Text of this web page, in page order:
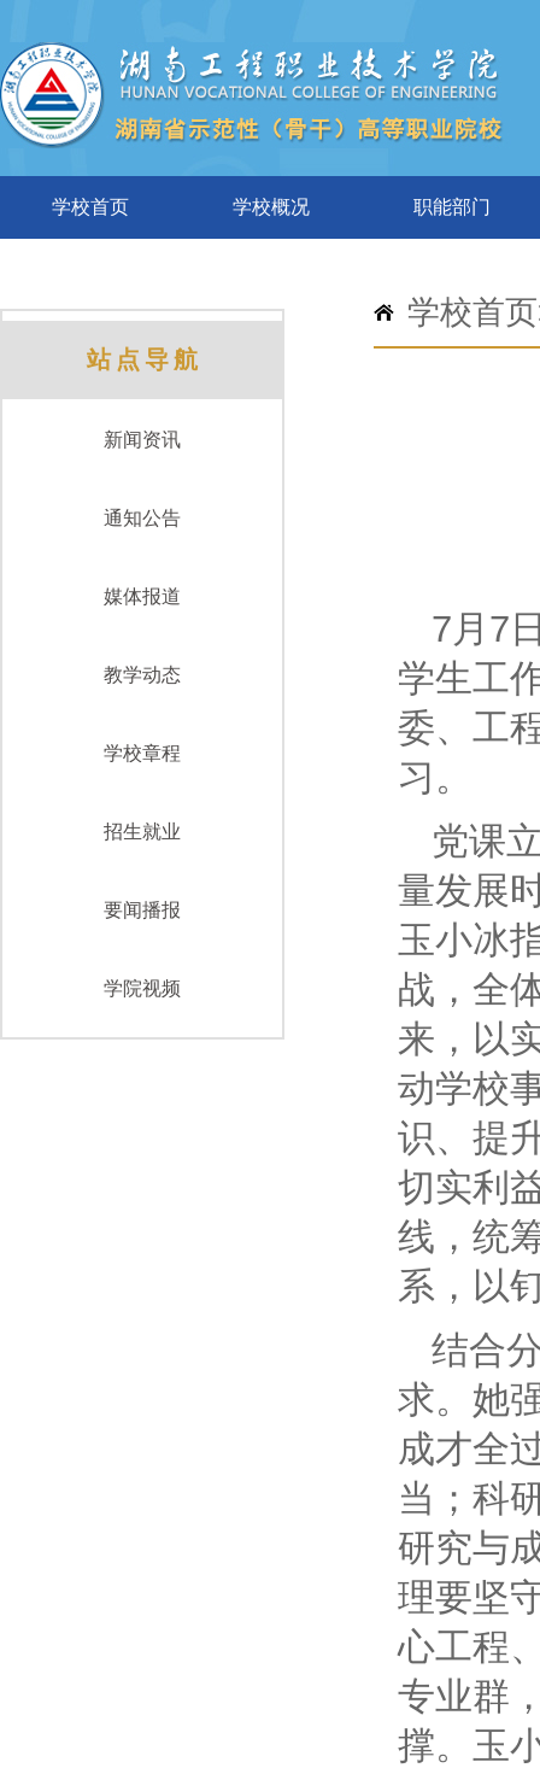
学校首页 学校概况 职能部门
站点导航
新闻资讯
通知公告
媒体报道
教学动态
学校章程
招生就业
要闻播报
学院视频
学校首
7月7
学生工
委、工
习。
党课
量发展
玉小冰
战，全
来，以
动学校
识、提
切实利
线，统
系，以
结合
求。她
成才全
当；科
研究与
理要坚
心工程
专业群
撑。玉